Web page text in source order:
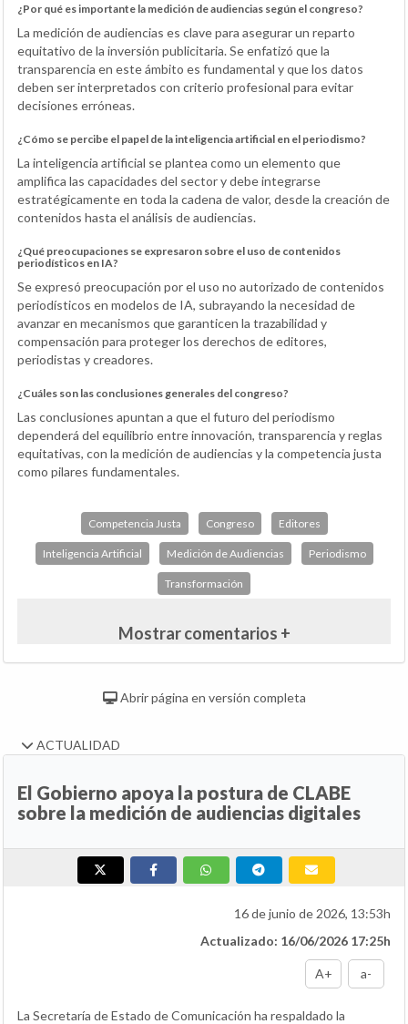
¿Por qué es importante la medición de audiencias según el congreso?
La medición de audiencias es clave para asegurar un reparto
equitativo de la inversión publicitaria. Se enfatizó que la
transparencia en este ámbito es fundamental y que los datos
deben ser interpretados con criterio profesional para evitar
decisiones erróneas.
¿Cómo se percibe el papel de la inteligencia artificial en el periodismo?
La inteligencia artificial se plantea como un elemento que
amplifica las capacidades del sector y debe integrarse
estratégicamente en toda la cadena de valor, desde la creación de
contenidos hasta el análisis de audiencias.
¿Qué preocupaciones se expresaron sobre el uso de contenidos
periodísticos en IA?
Se expresó preocupación por el uso no autorizado de contenidos
periodísticos en modelos de IA, subrayando la necesidad de
avanzar en mecanismos que garanticen la trazabilidad y
compensación para proteger los derechos de editores,
periodistas y creadores.
¿Cuáles son las conclusiones generales del congreso?
Las conclusiones apuntan a que el futuro del periodismo
dependerá del equilibrio entre innovación, transparencia y reglas
equitativas, con la medición de audiencias y la competencia justa
como pilares fundamentales.
Competencia Justa Congreso Editores
Inteligencia Artificial Medición de Audiencias Periodismo
Transformación
Mostrar comentarios +
Abrir página en versión completa
ACTUALIDAD
El Gobierno apoya la postura de CLABE
sobre la medición de audiencias digitales
16 de junio de 2026, 13:53h
Actualizado: 16/06/2026 17:25h
A+ a-
La Secretaría de Estado de Comunicación ha respaldado la